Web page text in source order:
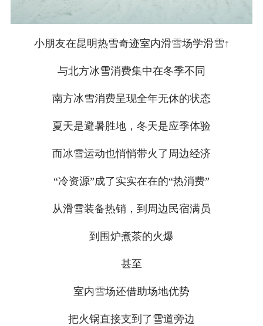
小朋友在昆明热雪奇迹室内滑雪场学滑雪↑
与北方冰雪消费集中在冬季不同
南方冰雪消费呈现全年无休的状态
夏天是避暑胜地，冬天是应季体验
而冰雪运动也悄悄带火了周边经济
“冷资源”成了实实在在的“热消费”
从滑雪装备热销，到周边民宿满员
到围炉煮茶的火爆
甚至
室内雪场还借助场地优势
把火锅直接支到了雪道旁边